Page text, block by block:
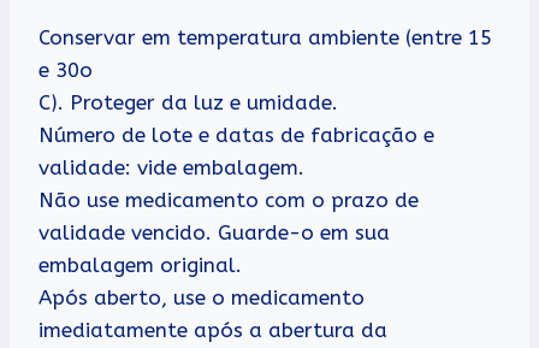
Conservar em temperatura ambiente (entre 15
e 30o
C). Proteger da luz e umidade.
Número de lote e datas de fabricação e
validade: vide embalagem.
Não use medicamento com o prazo de
validade vencido. Guarde-o em sua
embalagem original.
Após aberto, use o medicamento
imediatamente após a abertura da